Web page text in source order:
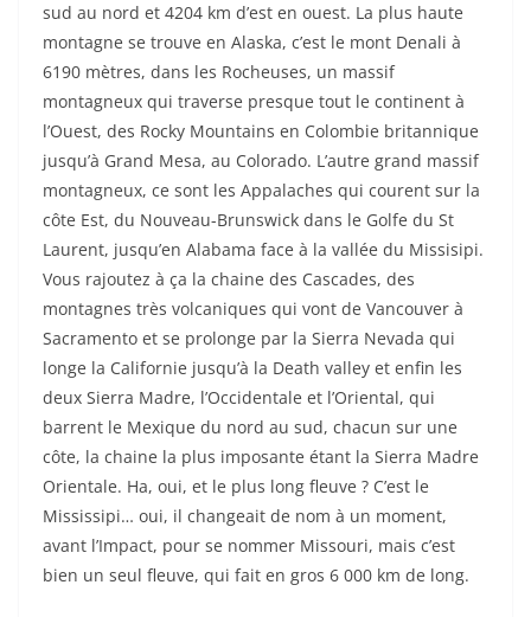
sud au nord et 4204 km d’est en ouest. La plus haute
montagne se trouve en Alaska, c’est le mont Denali à
6190 mètres, dans les Rocheuses, un massif
montagneux qui traverse presque tout le continent à
l’Ouest, des Rocky Mountains en Colombie britannique
jusqu’à Grand Mesa, au Colorado. L’autre grand massif
montagneux, ce sont les Appalaches qui courent sur la
côte Est, du Nouveau-Brunswick dans le Golfe du St
Laurent, jusqu’en Alabama face à la vallée du Missisipi.
Vous rajoutez à ça la chaine des Cascades, des
montagnes très volcaniques qui vont de Vancouver à
Sacramento et se prolonge par la Sierra Nevada qui
longe la Californie jusqu’à la Death valley et enfin les
deux Sierra Madre, l’Occidentale et l’Oriental, qui
barrent le Mexique du nord au sud, chacun sur une
côte, la chaine la plus imposante étant la Sierra Madre
Orientale. Ha, oui, et le plus long fleuve ? C’est le
Mississipi… oui, il changeait de nom à un moment,
avant l’Impact, pour se nommer Missouri, mais c’est
bien un seul fleuve, qui fait en gros 6 000 km de long.